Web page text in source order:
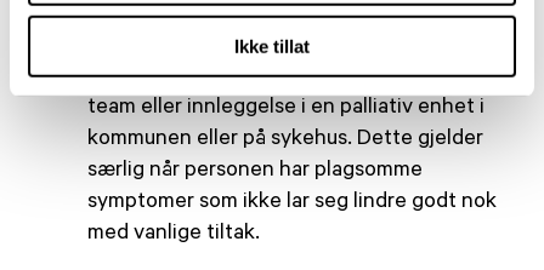
Ikke tillat
både sykdommen og personen det gjelder.
Samtidig finnes det situasjoner der det er
nødvendig med vurdering fra et palliativt
team eller innleggelse i en palliativ enhet i
kommunen eller på sykehus. Dette gjelder
særlig når personen har plagsomme
symptomer som ikke lar seg lindre godt nok
med vanlige tiltak.